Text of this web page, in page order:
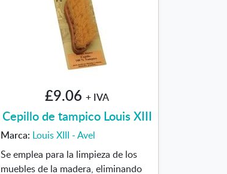
£9.06 + IVA
Cepillo de tampico Louis XIII
Marca: Louis XIII - Avel
Se emplea para la limpieza de los
muebles de la madera, eliminando